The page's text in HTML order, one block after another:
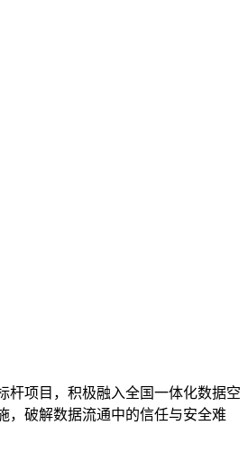
杆项目，积极融入全国一体化数据空
，破解数据流通中的信任与安全难